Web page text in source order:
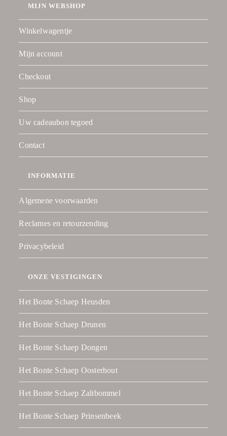
MIJN WEBSHOP
Winkelwagentje
Mijn account
Checkout
Shop
Uw cadeaubon tegoed
Contact
INFORMATIE
Algemene voorwaarden
Reclames en retourzending
Privacybeleid
ONZE VESTIGINGEN
Het Bonte Schaep Heusden
Het Bonte Schaep Drunen
Het Bonte Schaep Dongen
Het Bonte Schaep Oosterhout
Het Bonte Schaep Zaltbommel
Het Bonte Schaep Prinsenbeek